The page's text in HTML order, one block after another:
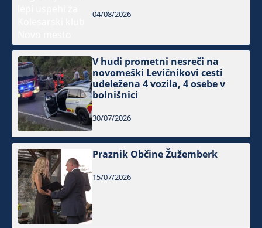
04/08/2026
V hudi prometni nesreči na
novomeški Levičnikovi cesti
udeležena 4 vozila, 4 osebe v
bolnišnici
30/07/2026
Praznik Občine Žužemberk
15/07/2026